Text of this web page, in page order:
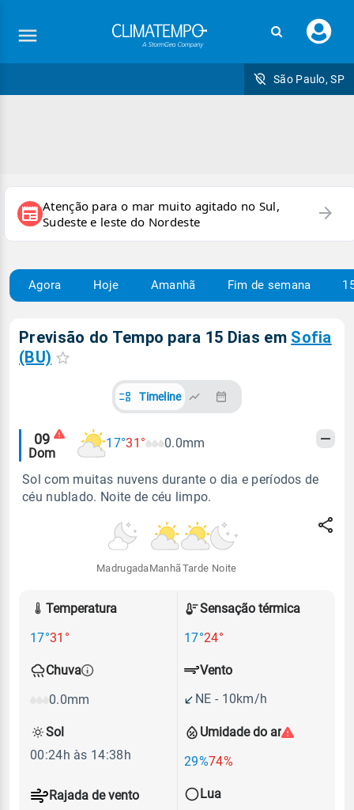
seu
São Paulo, SP
newspaper Atenção para o mar muito agitado no Sul,
Sudeste e leste do Nordeste
arrow_forward
Agora Hoje Amanhã Fim de semana
Previsão do Tempo para 15 Dias em Sofia
(BU)
Timeline
Alertas
meteorológicos
09
Dom
17°31° 0.0mm
Sol com muitas nuvens durante o dia e períodos de
céu nublado. Noite de céu limpo.
Madrugada Manhã Tarde Noite
Temperatura
17°31°
Sensação térmica
17°24°
Chuva
0.0mm
Umidade do ar
29%74%
Vento
NE - 10km/h
Rajada de vento
Sol
00:24h às 14:38h
Lua